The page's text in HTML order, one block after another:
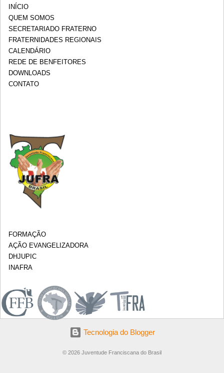
INÍCIO
QUEM SOMOS
SECRETARIADO FRATERNO
FRATERNIDADES REGIONAIS
CALENDÁRIO
REDE DE BENFEITORES
DOWNLOADS
CONTATO
FORMAÇÃO
AÇÃO EVANGELIZADORA
DHJUPIC
INAFRA
Tecnologia do Blogger
© 2026 Juventude Franciscana do Brasil